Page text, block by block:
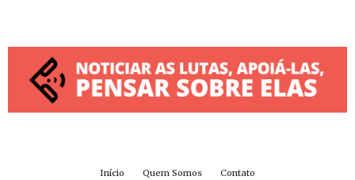
Início Quem Somos Contato